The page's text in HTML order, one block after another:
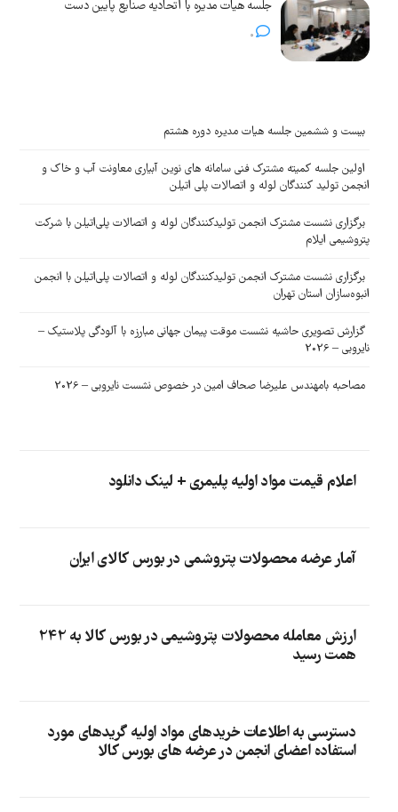
جلسه هیات مدیره با اتحادیه صنایع پایین دست
0
بیست و ششمین جلسه هیات مدیره دوره هشتم
اولین جلسه کمیته مشترک فنی سامانه های نوین آبیاری معاونت آب و خاک و
انجمن تولید کنندگان لوله و اتصالات پلی اتیلن
برگزاری نشست مشترک انجمن تولیدکنندگان لوله و اتصالات پلی‌اتیلن با شرکت
پتروشیمی ایلام
برگزاری نشست مشترک انجمن تولیدکنندگان لوله و اتصالات پلی‌اتیلن با انجمن
انبوه‌سازان استان تهران
گزارش تصویری حاشیه نشست موقت پیمان جهانی مبارزه با آلودگی پلاستیک –
نایروبی – 2026
مصاحبه بامهندس علیرضا صحاف امین در خصوص نشست نایروبی – 2026
اعلام قیمت مواد اولیه پلیمری + لینک دانلود
آمار عرضه محصولات پتروشمی در بورس کالای ایران
ارزش معامله محصولات پتروشیمی در بورس کالا به 242
همت رسید
دسترسی به اطلاعات خریدهای مواد اولیه گریدهای مورد
استفاده اعضای انجمن در عرضه های بورس کالا